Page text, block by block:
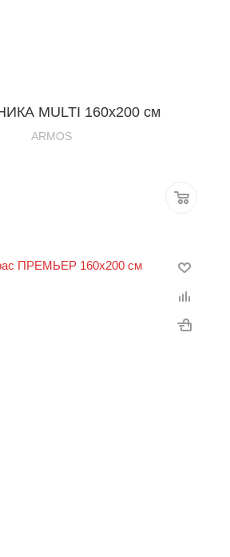
MULTI 160х200 см
ARMOS